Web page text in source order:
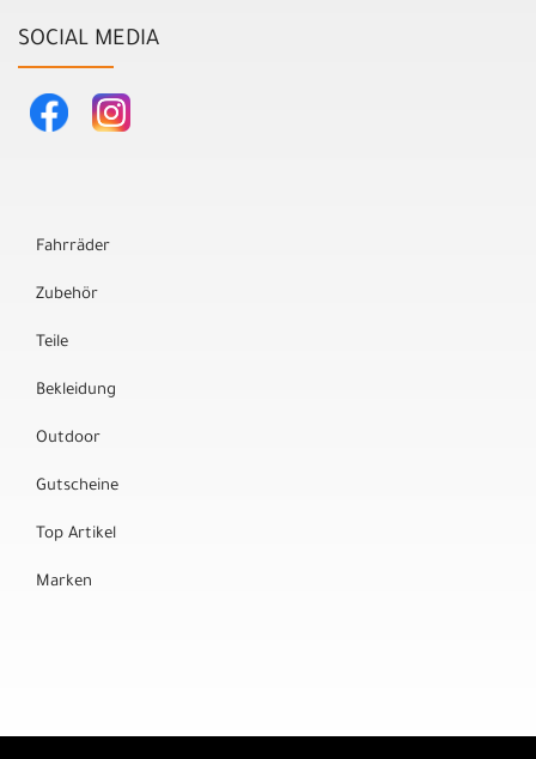
SOCIAL MEDIA
Fahrräder
Zubehör
Teile
Bekleidung
Outdoor
Gutscheine
Top Artikel
Marken